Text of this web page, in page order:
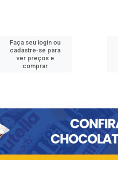
Faça seu login ou
cadastre-se para
ver preços e
comprar